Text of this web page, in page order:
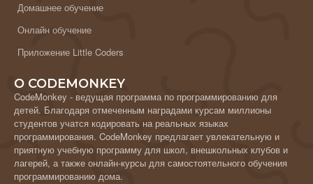
Домашнее обучение
Онлайн обучение
Приложение Little Coders
О CODEMONKEY
CodeMonkey - ведущая программа по программированию для
детей. Благодаря отмеченным наградами курсам миллионы
студентов учатся кодировать на реальных языках
программирования. CodeMonkey предлагает увлекательную и
приятную учебную программу для школ, внешкольных клубов и
лагерей, а также онлайн-курсы для самостоятельного обучения
программированию дома.